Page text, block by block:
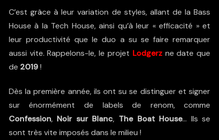
C’est grâce à leur variation de styles, allant de la Bass
House à la Tech House, ainsi qu’à leur « efficacité » et
leur productivité que le duo a su se faire remarquer
aussi vite. Rappelons-le, le projet Lodgerz ne date que
de 2019!
Dès la première année, ils ont su se distinguer et signer
sur énormément de labels de renom, comme
Confession, Noir sur Blanc, The Boat House… Ils se
sont très vite imposés dans le milieu !